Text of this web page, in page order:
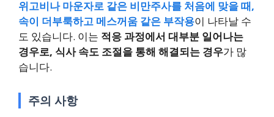
위고비나 마운자로 같은 비만주사를 처음에 맞을 때,
속이 더부룩하고 메스꺼움 같은 부작용이 나타날 수
도 있습니다. 이는 적응 과정에서 대부분 일어나는
경우로, 식사 속도 조절을 통해 해결되는 경우가 많
습니다.
주의 사항